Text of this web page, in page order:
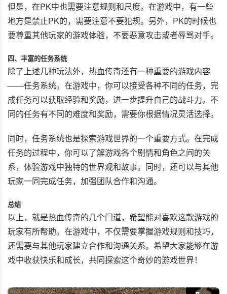
但是，在PK中也需要注意规则和尺度。在游戏中，有一些
地方是禁止PK的，需要注意不要犯规。另外，PK的时候也
要尊重其他玩家的游戏体验，不要恶意攻击或者辱骂对手。
四、丰富的任务系统
除了上述几种玩法外，热血传奇还有一种重要的游戏内容
——任务系统。在游戏中，你可以接受各种不同的任务，完
成任务可以获取经验和奖励，进一步提升自己的战斗力。不
同的任务有不同的难度和奖励，需要你根据情况灵活选择。
同时，任务系统也是探索游戏世界的一个重要方式。在完成
任务的过程中，你可以了解游戏各个剧情和角色之间的关
系，体验游戏中独特的世界观和故事。同时，还可以与其他
玩家一同完成任务，加强团队合作和沟通。
总结
以上，就是热血传奇的几个门道，希望能对喜欢这款游戏的
玩家有所帮助。在游戏中，不仅需要掌握游戏规则和技巧，
还需要与其他玩家建立合作和沟通关系。希望大家能够在游
戏中收获快乐和成长，共同探索这个奇妙的游戏世界！